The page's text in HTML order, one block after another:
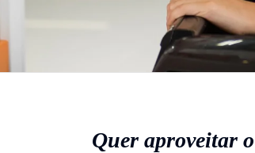
Quer aproveitar